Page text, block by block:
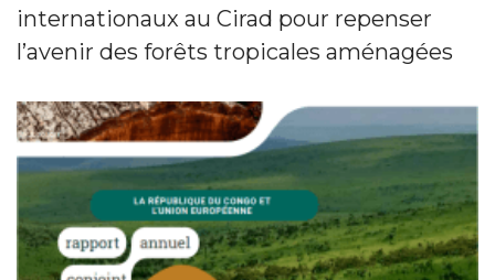
internationaux au Cirad pour repenser
l’avenir des forêts tropicales aménagées